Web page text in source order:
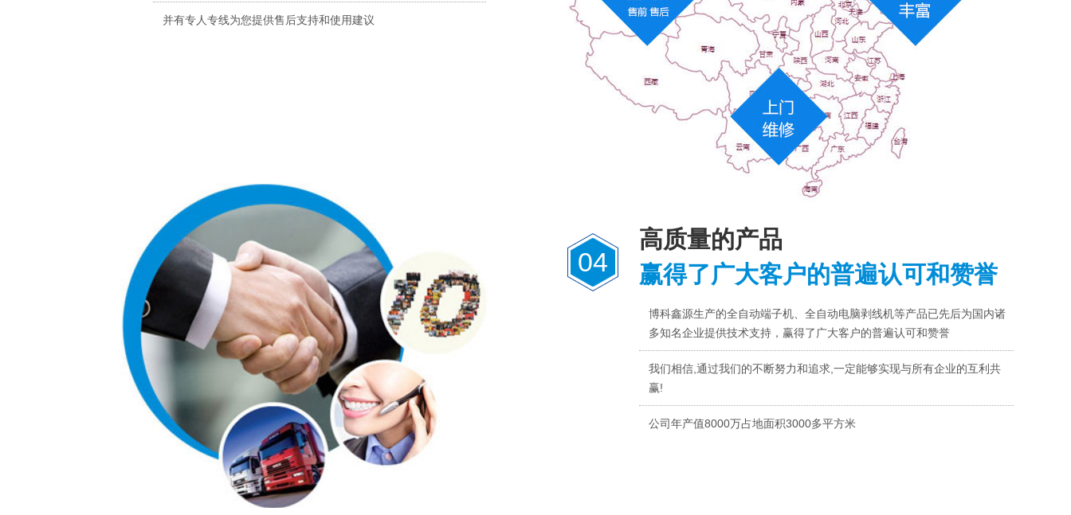
并有专人专线为您提供售后支持和使用建议
04
高质量的产品
赢得了广大客户的普遍认可和赞誉
博科鑫源生产的全自动端子机、全自动电脑剥线机等产品已先后为国内诸
多知名企业提供技术支持，赢得了广大客户的普遍认可和赞誉
我们相信,通过我们的不断努力和追求,一定能够实现与所有企业的互利共
赢!
公司年产值8000万占地面积3000多平方米